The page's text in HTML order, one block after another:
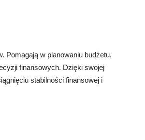
Pomagają w planowaniu budżetu,
finansowych. Dzięki swojej
stabilności finansowej i